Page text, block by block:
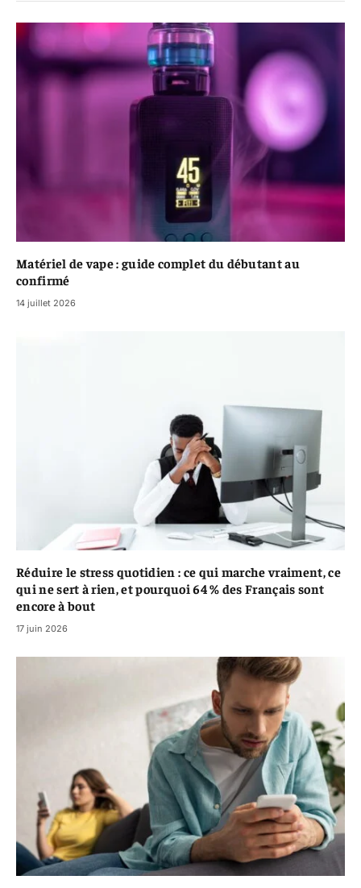
Matériel de vape : guide complet du débutant au
confirmé
14 juillet 2026
Réduire le stress quotidien : ce qui marche vraiment, ce
qui ne sert à rien, et pourquoi 64 % des Français sont
encore à bout
17 juin 2026